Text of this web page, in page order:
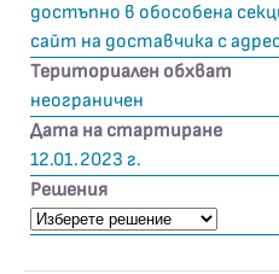
достъпно в обособена
сайт на доставчика с
Териториален обхват
неограничен
Дата на стартиране
12.01.2023 г.
Решения